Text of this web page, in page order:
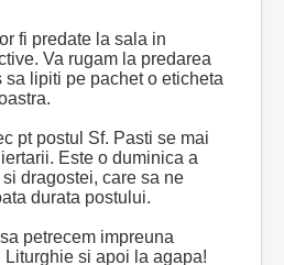
fi predate la sala in
Va rugam la predarea
sa lipiti pe pachet o eticheta
pt postul Sf. Pasti se mai
Este o duminica a
dragostei, care sa ne
durata postului.
petrecem impreuna
si apoi la agapa!